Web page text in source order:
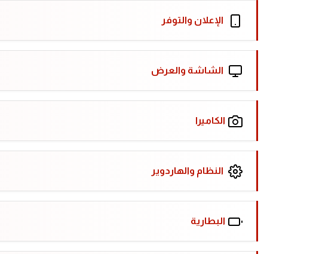
الإعلان والتوفر
الشاشة والعرض
الكاميرا
النظام والهاردوير
البطارية